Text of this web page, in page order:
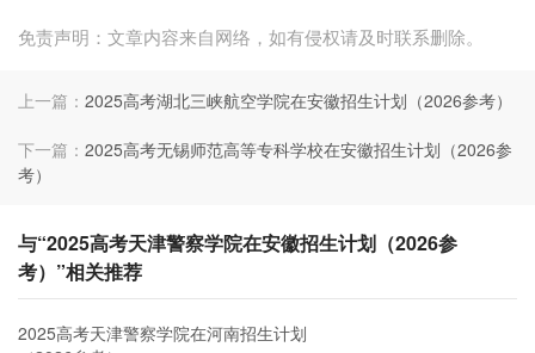
免责声明：文章内容来自网络，如有侵权请及时联系删除。
上一篇： 2025高考湖北三峡航空学院在安徽招生计划（2026参考）
下一篇： 2025高考无锡师范高等专科学校在安徽招生计划（2026参
考）
与“2025高考天津警察学院在安徽招生计划（2026参
考）”相关推荐
2025高考天津警察学院在河南招生计划